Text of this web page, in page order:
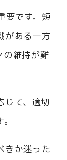
要です。短
がある一方
の維持が難
じて、適切
きか迷った